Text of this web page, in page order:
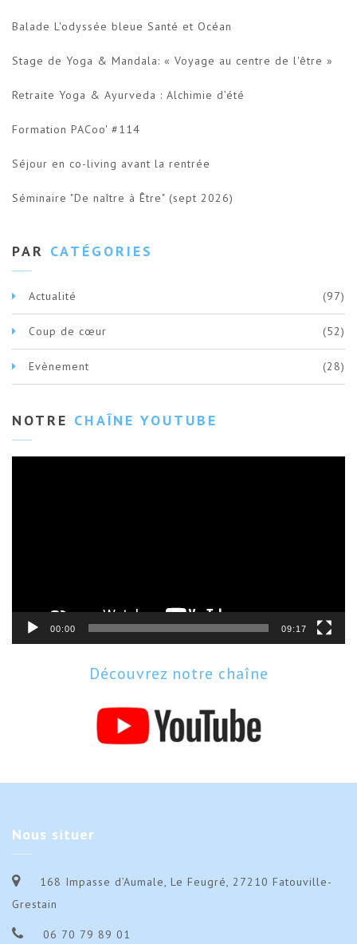
Balade L'odyssée bleue Santé et Océan
Stage de Yoga & Mandala: « Voyage au centre de l'être »
Retraite Yoga & Ayurveda : Alchimie d’été
Formation PACoo' #114
Séjour en co-living avant la rentrée
Séminaire "De naître à Être" (sept 2026)
PAR CATÉGORIES
Actualité (97)
Coup de cœur (52)
Evènement (28)
NOTRE CHAÎNE YOUTUBE
00:00 09:17
Découvrez notre chaîne
Nous situer
168 Impasse d’Aumale, Le Feugré, 27210 Fatouville-
Grestain
06 70 79 89 01